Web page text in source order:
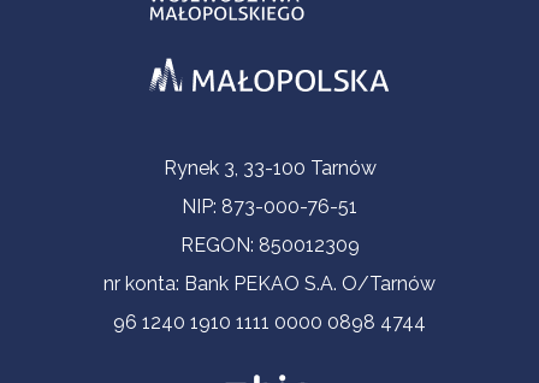
Informacje kontaktoweRynek 3, 33-100 Tarnów
NIP: 873-000-76-51
REGON: 850012309
nr konta: Bank PEKAO S.A. O/Tarnów
96 1240 1910 1111 0000 0898 4744